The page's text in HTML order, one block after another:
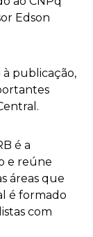
Edson
publicação,
é a
e reúne
áreas que
é formado
com